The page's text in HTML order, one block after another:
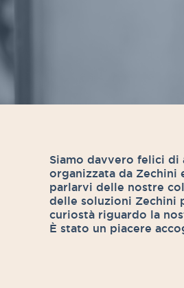
Siamo davvero felici
organizzata da Zechini
parlarvi delle nostre
delle soluzioni Zechini
curiostà riguardo la
È stato un piacere